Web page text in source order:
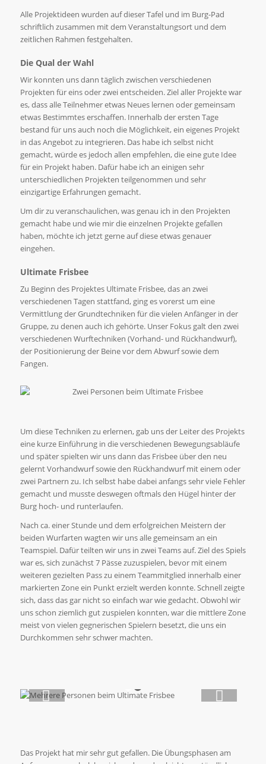
Alle Projektideen wurden auf dieser Tafel und im Burg-Pad
schriftlich zusammen mit dem Veranstaltungsort und dem
zeitlichen Rahmen festgehalten.
Die Qual der Wahl
Wir konnten uns dann täglich zwischen verschiedenen
Projekten für eins oder zwei entscheiden. Ziel aller Projekte war
es, dass alle Teilnehmer etwas Neues lernen oder gemeinsam
etwas Bestimmtes erschaffen. Innerhalb der ersten Tage
bestand für uns auch noch die Möglichkeit, ein eigenes Projekt
in das Angebot zu integrieren. Das habe ich selbst nicht
gemacht, würde es jedoch allen empfehlen, die eine gute Idee
für ein Projekt haben. Dafür habe ich an einigen sehr
unterschiedlichen Projekten teilgenommen und sehr
einzigartige Erfahrungen gemacht.
Um dir zu veranschaulichen, was genau ich in den Projekten
gemacht habe und wie mir die einzelnen Projekte gefallen
haben, möchte ich jetzt gerne auf diese etwas genauer
eingehen.
Ultimate Frisbee
Zu Beginn des Projektes Ultimate Frisbee, das an zwei
verschiedenen Tagen stattfand, ging es vorerst um eine
Vermittlung der Grundtechniken für die vielen Anfänger in der
Gruppe, zu denen auch ich gehörte. Unser Fokus galt den zwei
verschiedenen Wurftechniken (Vorhand- und Rückhandwurf),
der Positionierung der Beine vor dem Abwurf sowie dem
Fangen.
Um diese Techniken zu erlernen, gab uns der Leiter des Projekts
eine kurze Einführung in die verschiedenen Bewegungsabläufe
und später spielten wir uns dann das Frisbee über den neu
gelernt Vorhandwurf sowie den Rückhandwurf mit einem oder
zwei Partnern zu. Ich selbst habe dabei anfangs sehr viele Fehler
gemacht und musste deswegen oftmals den Hügel hinter der
Burg hoch- und runterlaufen.
Nach ca. einer Stunde und dem erfolgreichen Meistern der
beiden Wurfarten wagten wir uns alle gemeinsam an ein
Teamspiel. Dafür teilten wir uns in zwei Teams auf. Ziel des Spiels
war es, sich zunächst 7 Pässe zuzuspielen, bevor mit einem
weiteren gezielten Pass zu einem Teammitglied innerhalb einer
markierten Zone ein Punkt erzielt werden konnte. Schnell zeigte
sich, dass das gar nicht so einfach war wie gedacht. Obwohl wir
uns schon ziemlich gut zuspielen konnten, war die mittlere Zone
meist von vielen gegnerischen Spielern besetzt, die uns ein
Durchkommen sehr schwer machten.
Weiter
Das Projekt hat mir sehr gut gefallen. Die Übungsphasen am